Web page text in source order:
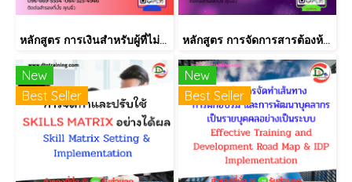
หลักสูตร การเงินสำหรับผู้ที่ไม่ได้มีวิชาชีพด้านการเงิน (Finance for Non-Finance Professionals) หลักสูตร การจัดการสารต้องห้ามตามระเบียบ RoHS V2.1, REACH และ QC080000
New
Best Seller
New
Best Seller